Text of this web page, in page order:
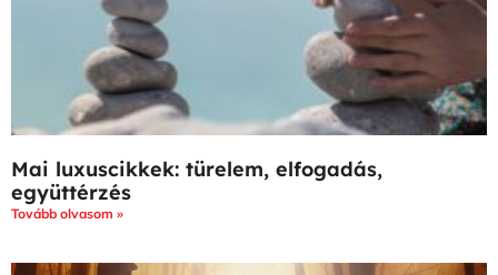
Mai luxuscikkek: türelem, elfogadás,
együttérzés
Tovább olvasom »